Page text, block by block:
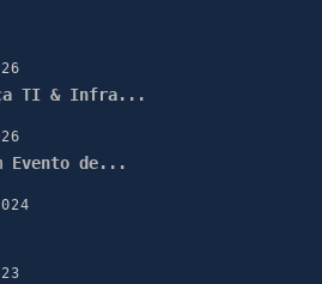
TI & Infra...
Evento de...